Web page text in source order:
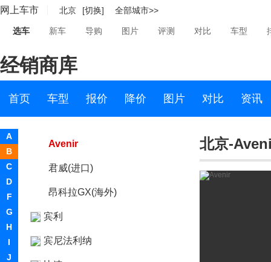
网上车市 北京 [切换] 全部城市>>
选车 新车 导购 图片 评测 对比 车型
经销商库
首页 车型 报价 降价 图片 对比 资讯
A
B
C
D
F
G
H
I
J
世纪CENTURY
别克(进口)
昂科雷（进口）
Avenir
君威(进口)
昂科拉GX(海外)
宾利
宾尼法利纳
北京-